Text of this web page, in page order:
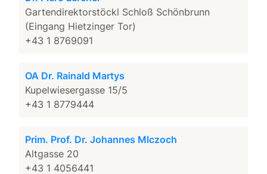
Gartendirektorstöckl Schloß Schönbrunn
(Eingang Hietzinger Tor)
+43 1 8769091
OA Dr. Rainald Martys
Kupelwiesergasse 15/5
+43 1 8779444
Prim. Prof. Dr. Johannes Mlczoch
Altgasse 20
+43 1 4056441